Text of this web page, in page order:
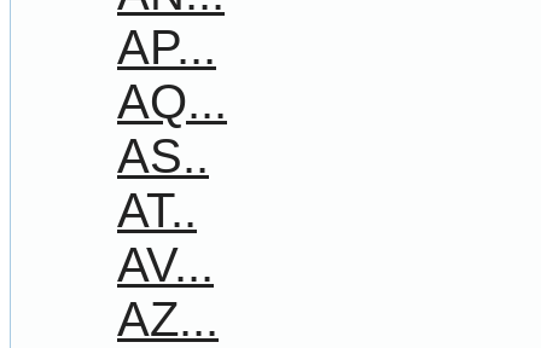
AP...
AQ...
AS..
AT..
AV...
AZ...